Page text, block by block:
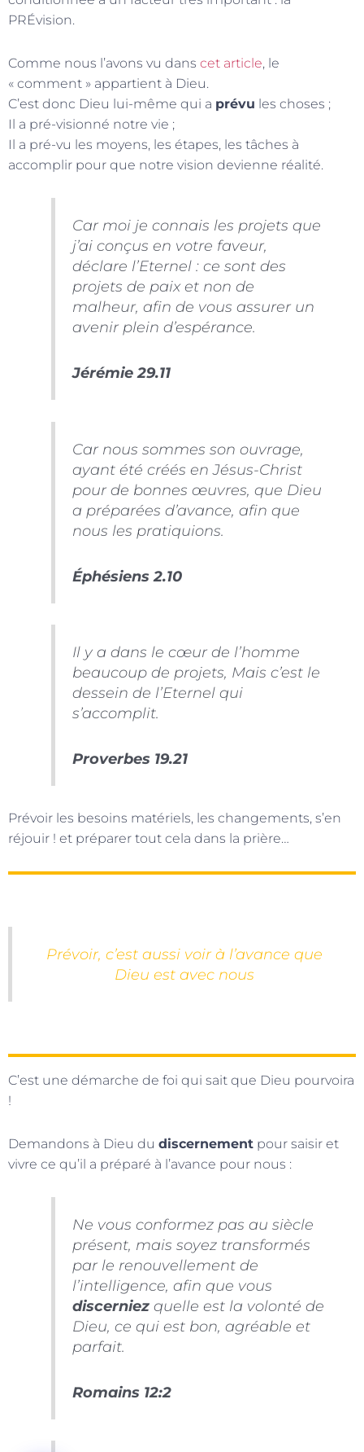
PRÉvision.
Comme nous l’avons vu dans cet article, le
« comment » appartient à Dieu.
C’est donc Dieu lui-même qui a prévu les choses ;
Il a pré-visionné notre vie ;
Il a pré-vu les moyens, les étapes, les tâches à
accomplir pour que notre vision devienne réalité.
Car moi je connais les projets que
j’ai conçus en votre faveur,
déclare l’Eternel : ce sont des
projets de paix et non de
malheur, afin de vous assurer un
avenir plein d’espérance.
Jérémie 29.11
Car nous sommes son ouvrage,
ayant été créés en Jésus-Christ
pour de bonnes œuvres, que Dieu
a préparées d’avance, afin que
nous les pratiquions.
Éphésiens 2.10
Il y a dans le cœur de l’homme
beaucoup de projets, Mais c’est le
dessein de l’Eternel qui
s’accomplit.
Proverbes 19.21
Prévoir les besoins matériels, les changements, s’en
réjouir ! et préparer tout cela dans la prière…
Prévoir, c’est aussi voir à l’avance que
Dieu est avec nous
C’est une démarche de foi qui sait que Dieu pourvoira
!
Demandons à Dieu du discernement pour saisir et
vivre ce qu’il a préparé à l’avance pour nous :
Ne vous conformez pas au siècle
présent, mais soyez transformés
par le renouvellement de
l’intelligence, afin que vous
discerniezquelle est la volonté de
Dieu, ce qui est bon, agréable et
parfait.
Romains 12:2